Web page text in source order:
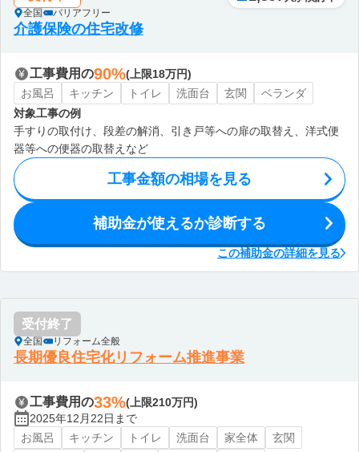
全国 バリアフリー
介護保険の住宅改修
工事費用の90%(上限18万円)
お風呂
キッチン トイレ 洗面台 玄関
ベランダ
対象工事の例
手すりの取付け、段差の解消、引き戸等への扉の取替え、洋式便
器等への便器の取替えなど
工事金額の相場を見る
補助金が使えるか診断する
この補助金の詳細を見る
受付終了
全国 リフォーム全般
長期優良住宅化リフォーム推進事業
工事費用の33%(上限210万円)
2025年12月22日まで
お風呂
キッチン トイレ 洗面台 家全体
玄関